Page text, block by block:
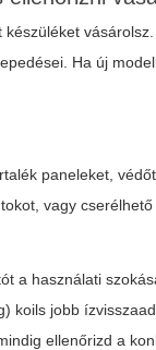
Ha új
paneleket,
vagy
a használati
koils jobb
ellenőrizd a